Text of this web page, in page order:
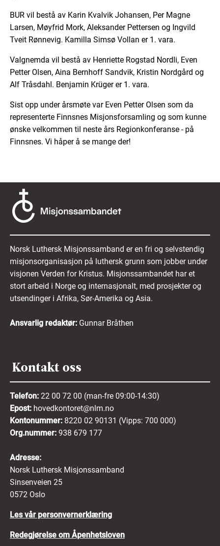
BUR vil bestå av Karin Kvalvik Johansen, Per Magne
Larsen, Møyfrid Mork, Aleksander Pettersen og Ingvild
Tveit Rønnevig. Kamilla Simsø Vollan er 1. vara.
Valgnemda vil bestå av Henriette Rogstad Nordli, Even
Petter Olsen, Aina Bernhoff Sandvik, Kristin Nordgård og
Alf Tråsdahl. Benjamin Krüger er 1. vara.
Sist opp under årsmøte var Even Petter Olsen som da
representerte Finnsnes Misjonsforsamling og som kunne
ønske velkommen til neste års Regionkonferanse - på
Finnsnes. Vi håper å se mange der!
Norsk Luthersk Misjonssamband er en fri og selvstendig
misjonsorganisasjon på luthersk grunn som jobber under
visjonen Verden for Kristus. Misjonssambandet har et
stort arbeid i Norge og internasjonalt, med prosjekter og
utsendinger i Afrika, Sør-Amerika og Asia.
Ansvarlig redaktør: Gunnar Bråthen
Kontakt oss
Telefon: 22 00 72 00 (man-fre 09:00-14:30)
Epost: hovedkontoret@nlm.no
Kontonummer: 8220 02 90131 (Vipps: 700 000)
Org.nummer: 938 679 177
Adresse:
Norsk Luthersk Misjonssamband
Sinsenveien 25
0572 Oslo
Les vår personvernerklæring
Redegjørelse om Åpenhetsloven